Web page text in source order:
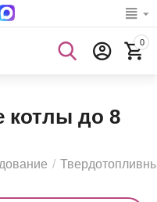
0
котлы до 8
/